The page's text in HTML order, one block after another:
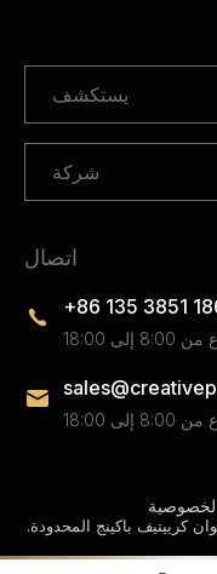
يستكشف
شركة
اتصال
+86 135 3851
18:00
18:00